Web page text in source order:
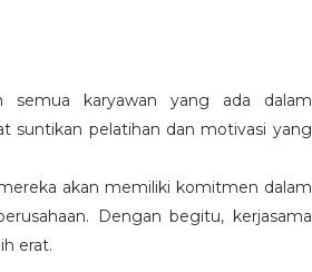
semua karyawan yang ada dalam
suntikan pelatihan dan motivasi yang
akan memiliki komitmen dalam
Dengan begitu, kerjasama
erat.